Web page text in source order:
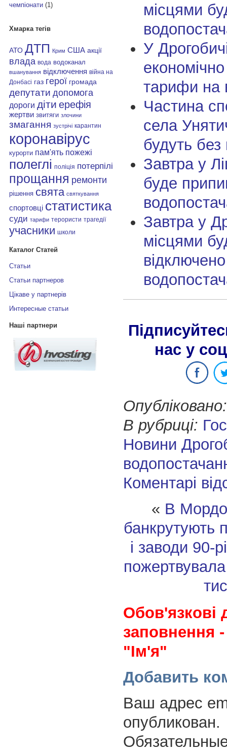
чемпіонати(1)
Хмарка тегів
АТО ДТП Крим США акції
влада вода водоканал
вшанування відключення війна на
Донбасі газ герої громада
депутати допомога
дороги діти ерефія
жертви звитяги злочини
змагання зустрічі карантин
коронавірус
курорти пам'ять пожежі
полеглі поліція потерпілі
прощання ремонти
рішення свята святкування
спортовці статистика
суди тарифи терористи трагедії
учасники школи
Каталог Статей
Статьи
Статьи партнеров
Цікаве у партнерів
Интересные статьи
Наші партнери
місцями
У
тарифи на
Частина
села
будуть без
Завтра у
буде
Завтра у
місцями
відключено
нас у
Опубліковано:
В рубриці:
Новини
Коментарі
« В
банкрутують
і заводи 90-
Обов'язкові
заповнення
"Ім'я"
Добавить
Ваш адрес
опубликован.